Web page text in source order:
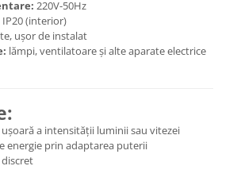
220V-50Hz
IP20 (interior)
ușor de instalat
lămpi, ventilatoare și alte aparate electrice
a intensității luminii sau vitezei
energie prin adaptarea puterii